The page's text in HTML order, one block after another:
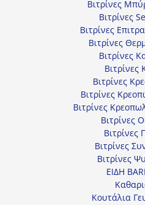
Βιτρίνες
Βιτρίνες
Βιτρίνες
Βιτρίνες
Βιτρίνες
Βιτρίνες
Βιτρίνες
Βιτρίνες
Βιτρίνες
Βιτρίνες
Βιτρίνες
Βιτρίνες
Βιτρίνες
ΕΙΔΗ
Κουτάλια